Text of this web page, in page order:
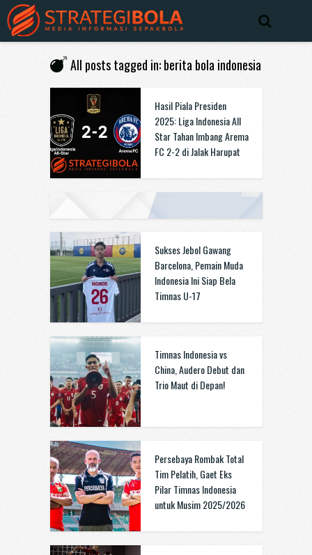
All posts tagged in: berita bola indonesia
Hasil Piala Presiden
2025: Liga Indonesia All
Star Tahan Imbang Arema
FC 2-2 di Jalak Harupat
Sukses Jebol Gawang
Barcelona, Pemain Muda
Indonesia Ini Siap Bela
Timnas U-17
Timnas Indonesia vs
China, Audero Debut dan
Trio Maut di Depan!
Persebaya Rombak Total
Tim Pelatih, Gaet Eks
Pilar Timnas Indonesia
untuk Musim 2025/2026